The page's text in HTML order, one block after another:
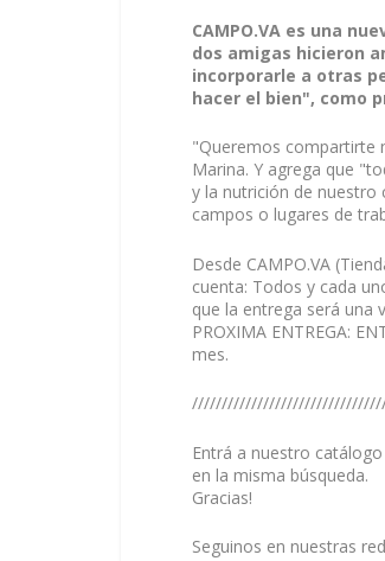
CAMPO.VA es una
dos amigas hicieron
incorporarle a otras
hacer el bien", como
"Queremos compartirte
Marina. Y agrega que
y la nutrición de nuestro
campos o lugares de
Desde CAMPO.VA
cuenta: Todos y cada
que la entrega será una
PROXIMA ENTREGA:
mes.
Entrá a nuestro
en la misma búsqueda.
Gracias!
Seguinos en nuestras